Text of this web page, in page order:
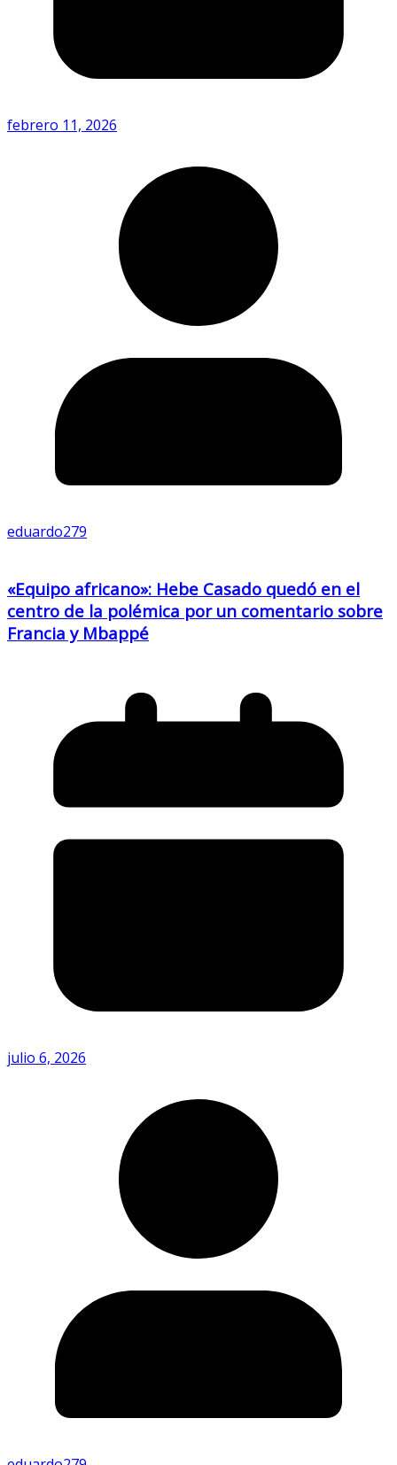
febrero 11, 2026
eduardo279
«Equipo africano»: Hebe Casado quedó en el
centro de la polémica por un comentario sobre
Francia y Mbappé
julio 6, 2026